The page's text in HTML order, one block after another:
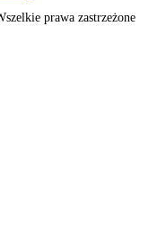
prawa zastrzeżone